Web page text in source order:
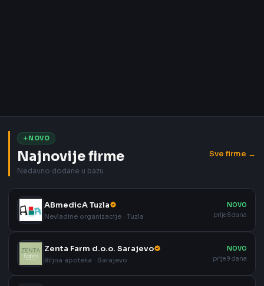
NOVO
Najnovije firme
Nedavno dodane u bazu
Sve firme →
ABmedicA Tuzla
Nevladine organizacije · Tuzla
NOVO
prije 8 dana
Zenta Farm d.o.o. Sarajevo
Biljna apoteka · Sarajevo
NOVO
prije 9 dana